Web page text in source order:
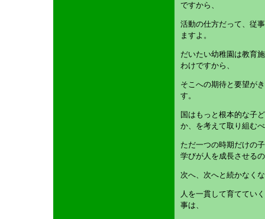
ですから、
活動の仕方だって、従
ますよ。
だいたい幼稚園は教育
わけですから、
そこへの期待と要望が
す。
国はもっと根本的な子
か、を考えて取り組む
ただ一つの時期だけの
学びが人を成長させる
次へ、次へと続かなく
人を一貫して育ててい
事は、